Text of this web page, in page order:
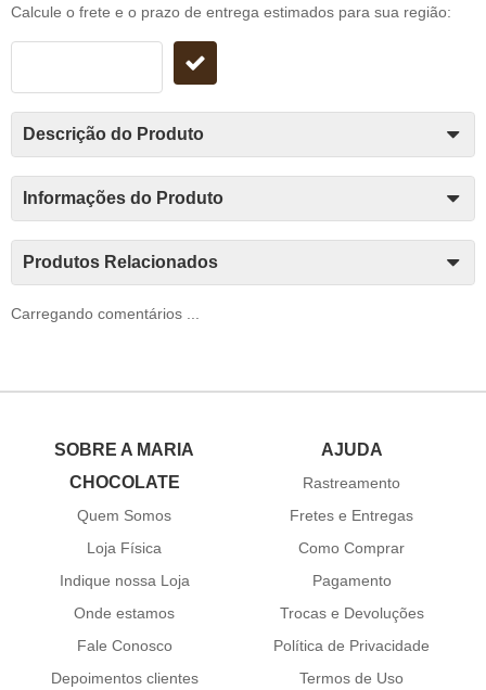
Calcule o frete e o prazo de entrega estimados para sua região:
Descrição do Produto
Informações do Produto
Produtos Relacionados
Carregando comentários ...
SOBRE A MARIA
CHOCOLATE
Quem Somos
Loja Física
Indique nossa Loja
Onde estamos
Fale Conosco
Depoimentos clientes
AJUDA
Rastreamento
Fretes e Entregas
Como Comprar
Pagamento
Trocas e Devoluções
Política de Privacidade
Termos de Uso